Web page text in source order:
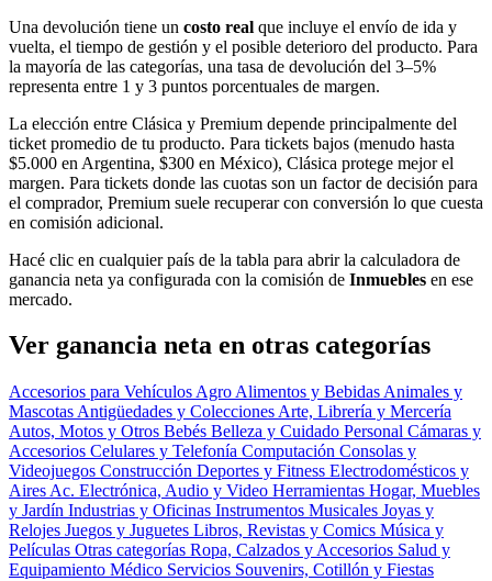
Una devolución tiene un costo real que incluye el envío de ida y
vuelta, el tiempo de gestión y el posible deterioro del producto. Para
la mayoría de las categorías, una tasa de devolución del 3–5%
representa entre 1 y 3 puntos porcentuales de margen.
La elección entre Clásica y Premium depende principalmente del
ticket promedio de tu producto. Para tickets bajos (menudo hasta
$5.000 en Argentina, $300 en México), Clásica protege mejor el
margen. Para tickets donde las cuotas son un factor de decisión para
el comprador, Premium suele recuperar con conversión lo que cuesta
en comisión adicional.
Hacé clic en cualquier país de la tabla para abrir la calculadora de
ganancia neta ya configurada con la comisión de Inmuebles en ese
mercado.
Ver ganancia neta en otras categorías
Accesorios para Vehículos Agro Alimentos y Bebidas Animales y
Mascotas Antigüedades y Colecciones Arte, Librería y Mercería
Autos, Motos y Otros Bebés Belleza y Cuidado Personal Cámaras y
Accesorios Celulares y Telefonía Computación Consolas y
Videojuegos Construcción Deportes y Fitness Electrodomésticos y
Aires Ac. Electrónica, Audio y Video Herramientas Hogar, Muebles
y Jardín Industrias y Oficinas Instrumentos Musicales Joyas y
Relojes Juegos y Juguetes Libros, Revistas y Comics Música y
Películas Otras categorías Ropa, Calzados y Accesorios Salud y
Equipamiento Médico Servicios Souvenirs, Cotillón y Fiestas